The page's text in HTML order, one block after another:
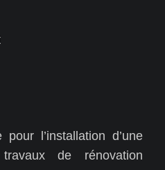
pour l’installation d’une
de rénovation